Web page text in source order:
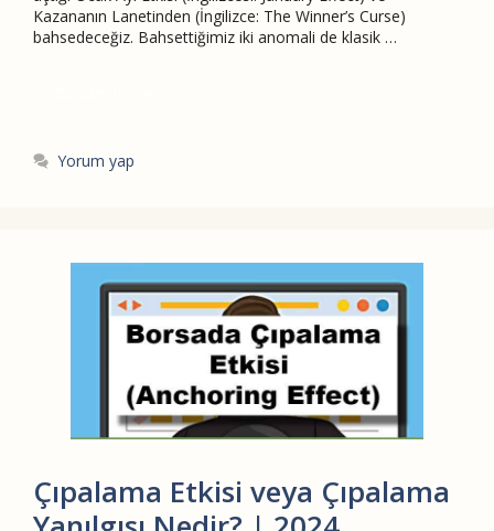
Kazananın Lanetinden (İngilizce: The Winner’s Curse)
bahsedeceğiz. Bahsettiğimiz iki anomali de klasik …
Yorum yap
Çıpalama Etkisi veya Çıpalama